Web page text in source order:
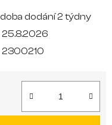
doba dodání 2 týdny
25.8.2026
2300210